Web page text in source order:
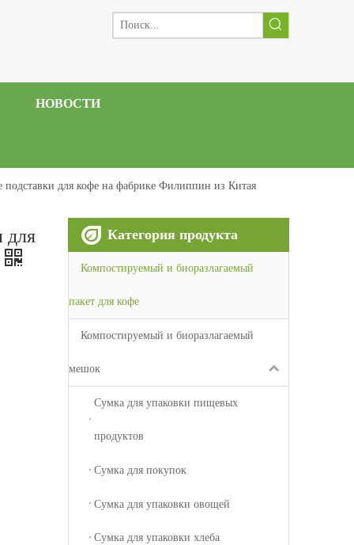
НОВОСТИ
подставки для кофе на фабрике Филиппин из Китая
для
Категория продукта
Компостируемый и биоразлагаемый
пакет для кофе
Компостируемый и биоразлагаемый
мешок
Сумка для упаковки пищевых
продуктов
Сумка для покупок
Сумка для упаковки овощей
Сумка для упаковки хлеба